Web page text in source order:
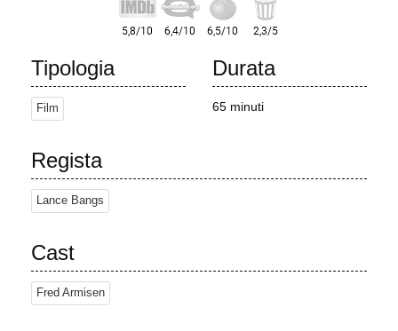
Tipologia
Film
Durata
65 minuti
Regista
Lance Bangs
Cast
Fred Armisen